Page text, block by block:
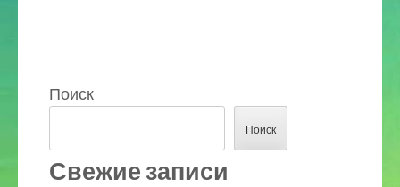
Поиск
Поиск
Свежие записи